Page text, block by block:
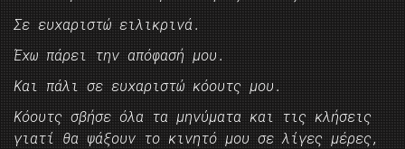
Σε ευχαριστώ ειλικρινά.
Έχω πάρει την απόφασή μου.
Και πάλι σε ευχαριστώ κόουτς μου.
Κόουτς σβήσε όλα τα μηνύματα και τις κλήσεις
γιατί θα ψάξουν το κινητό μου σε λίγες μέρες,